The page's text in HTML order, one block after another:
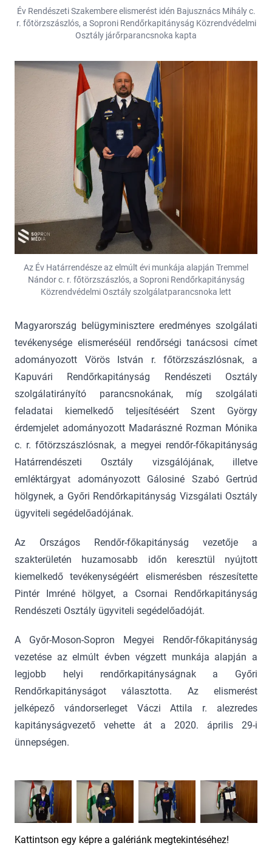
Év Rendészeti Szakembere elismerést idén Bajusznács Mihály c.
r. főtörzszászlós, a Soproni Rendőrkapitányság Közrendvédelmi
Osztály járőrparancsnoka kapta
Az Év Határrendésze az elmúlt évi munkája alapján Tremmel
Nándor c. r. főtörzszászlós, a Soproni Rendőrkapitányság
Közrendvédelmi Osztály szolgálatparancsnoka lett
Magyarország belügyminisztere eredményes szolgálati
tevékenysége elismeréséül rendőrségi tanácsosi címet
adományozott Vörös István r. főtörzszászlósnak, a
Kapuvári Rendőrkapitányság Rendészeti Osztály
szolgálatirányító parancsnokának, míg szolgálati
feladatai kiemelkedő teljesítéséért Szent György
érdemjelet adományozott Madarászné Rozman Mónika
c. r. főtörzszászlósnak, a megyei rendőr-főkapitányság
Határrendészeti Osztály vizsgálójának, illetve
emléktárgyat adományozott Gálosiné Szabó Gertrúd
hölgynek, a Győri Rendőrkapitányság Vizsgálati Osztály
ügyviteli segédelőadójának.
Az Országos Rendőr-főkapitányság vezetője a
szakterületén huzamosabb időn keresztül nyújtott
kiemelkedő tevékenységéért elismerésben részesítette
Pintér Imréné hölgyet, a Csornai Rendőrkapitányság
Rendészeti Osztály ügyviteli segédelőadóját.
A Győr-Moson-Sopron Megyei Rendőr-főkapitányság
vezetése az elmúlt évben végzett munkája alapján a
legjobb helyi rendőrkapitányságnak a Győri
Rendőrkapitányságot választotta. Az elismerést
jelképező vándorserleget Váczi Attila r. alezredes
kapitányságvezető vehette át a 2020. április 29-i
ünnepségen.
Kattintson egy képre a galériánk megtekintéséhez!